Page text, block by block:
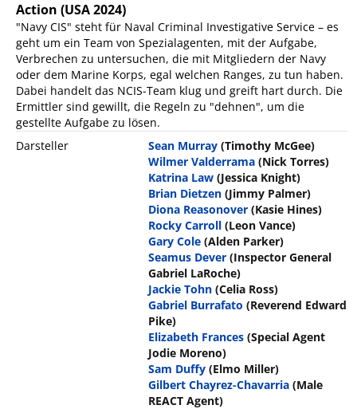
Action (USA 2024)
"Navy CIS" steht für Naval Criminal Investigative Service – es
geht um ein Team von Spezialagenten, mit der Aufgabe,
Verbrechen zu untersuchen, die mit Mitgliedern der Navy
oder dem Marine Korps, egal welchen Ranges, zu tun haben.
Dabei handelt das NCIS-Team klug und greift hart durch. Die
Ermittler sind gewillt, die Regeln zu "dehnen", um die
gestellte Aufgabe zu lösen.
Darsteller
Sean Murray (Timothy McGee)
Wilmer Valderrama (Nick Torres)
Katrina Law (Jessica Knight)
Brian Dietzen (Jimmy Palmer)
Diona Reasonover (Kasie Hines)
Rocky Carroll (Leon Vance)
Gary Cole (Alden Parker)
Seamus Dever (Inspector General
Gabriel LaRoche)
Jackie Tohn (Celia Ross)
Gabriel Burrafato (Reverend Edward
Pike)
Elizabeth Frances (Special Agent
Jodie Moreno)
Sam Duffy (Elmo Miller)
Gilbert Chayrez-Chavarria (Male
REACT Agent)